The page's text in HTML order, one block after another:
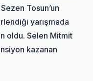
Tosun’un
yarışmada
oldu. Selen Mitmit
kazanan